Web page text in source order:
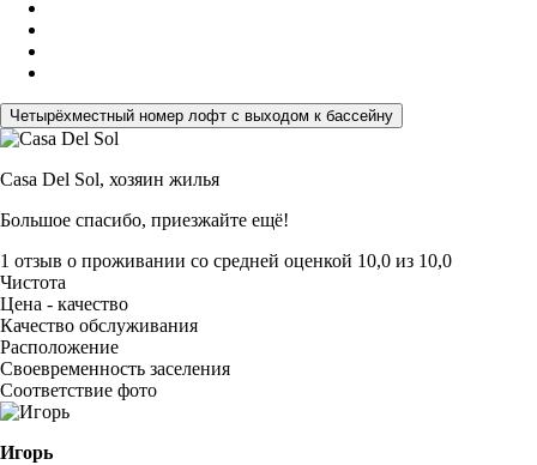
Четырёхместный номер лофт с выходом к бассейну
Casa Del Sol, хозяин жилья
Большое спасибо, приезжайте ещё!
1 отзыв о проживании со средней оценкой 10,0 из 10,0
Чистота
Цена - качество
Качество обслуживания
Расположение
Своевременность заселения
Соответствие фото
Игорь